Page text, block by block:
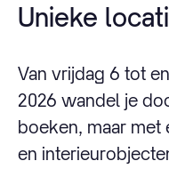
Unieke
Van vrijdag 6 tot
2026 wandel je
boeken, maar met
en